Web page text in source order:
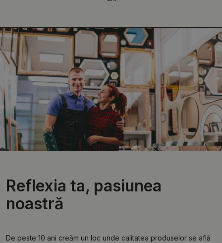
Reflexia ta, pasiunea
noastră
De peste 10 ani creăm un loc unde calitatea produselor se află